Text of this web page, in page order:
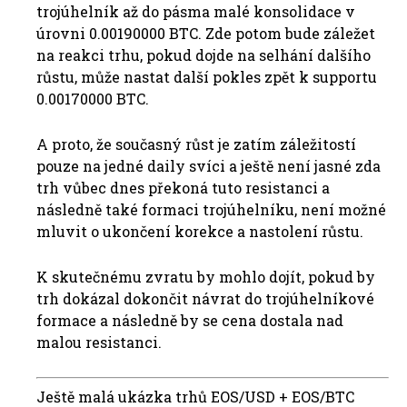
trojúhelník až do pásma malé konsolidace v
úrovni 0.00190000 BTC. Zde potom bude záležet
na reakci trhu, pokud dojde na selhání dalšího
růstu, může nastat další pokles zpět k supportu
0.00170000 BTC.
A proto, že současný růst je zatím záležitostí
pouze na jedné daily svíci a ještě není jasné zda
trh vůbec dnes překoná tuto resistanci a
následně také formaci trojúhelníku, není možné
mluvit o ukončení korekce a nastolení růstu.
K skutečnému zvratu by mohlo dojít, pokud by
trh dokázal dokončit návrat do trojúhelníkové
formace a následně by se cena dostala nad
malou resistanci.
Ještě malá ukázka trhů EOS/USD + EOS/BTC